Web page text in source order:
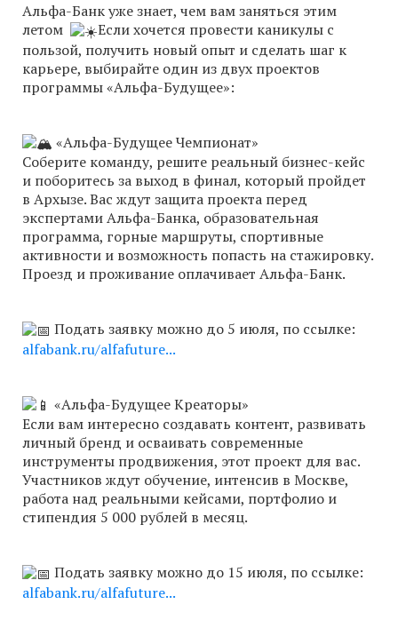
Альфа-Банк уже знает, чем вам заняться этим
летом
Если хочется провести каникулы с
пользой, получить новый опыт и сделать шаг к
карьере, выбирайте один из двух проектов
программы «Альфа-Будущее»:
«Альфа-Будущее Чемпионат»
Соберите команду, решите реальный бизнес-кейс
и поборитесь за выход в финал, который пройдет
в Архызе. Вас ждут защита проекта перед
экспертами Альфа-Банка, образовательная
программа, горные маршруты, спортивные
активности и возможность попасть на стажировку.
Проезд и проживание оплачивает Альфа-Банк.
Подать заявку можно до 5 июля, по ссылке:
alfabank.ru/alfafuture...
«Альфа-Будущее Креаторы»
Если вам интересно создавать контент, развивать
личный бренд и осваивать современные
инструменты продвижения, этот проект для вас.
Участников ждут обучение, интенсив в Москве,
работа над реальными кейсами, портфолио и
стипендия 5 000 рублей в месяц.
Подать заявку можно до 15 июля, по ссылке:
alfabank.ru/alfafuture...